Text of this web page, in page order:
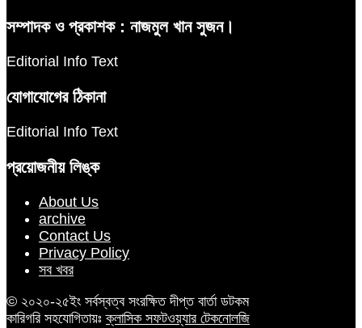
সম্পাদক ও প্রকাশক : নাজমুল খান সুজন।
Editorial Info Text
যোগাযোগের ঠিকানা
Editorial Info Text
প্রয়োজনীয় লিঙ্ক
About Us
archive
Contact Us
Privacy Policy
সব খবর
© ২০২০-২৫ইং সর্বস্বত্ব সংরক্ষিত দীপ্ত বার্তা ডটকম
কারিগরি সহযোগিতায়ঃক্লাসিক সফটওয়্যার টেকনোলজি